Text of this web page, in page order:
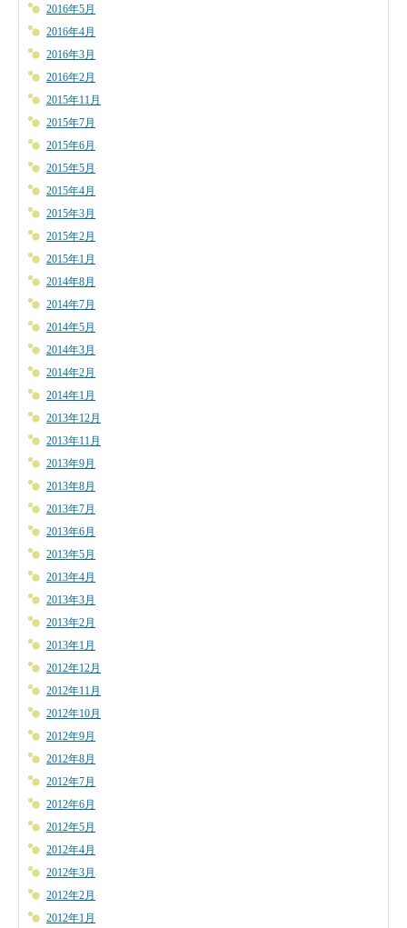
2016年5月
2016年4月
2016年3月
2016年2月
2015年11月
2015年7月
2015年6月
2015年5月
2015年4月
2015年3月
2015年2月
2015年1月
2014年8月
2014年7月
2014年5月
2014年3月
2014年2月
2014年1月
2013年12月
2013年11月
2013年9月
2013年8月
2013年7月
2013年6月
2013年5月
2013年4月
2013年3月
2013年2月
2013年1月
2012年12月
2012年11月
2012年10月
2012年9月
2012年8月
2012年7月
2012年6月
2012年5月
2012年4月
2012年3月
2012年2月
2012年1月